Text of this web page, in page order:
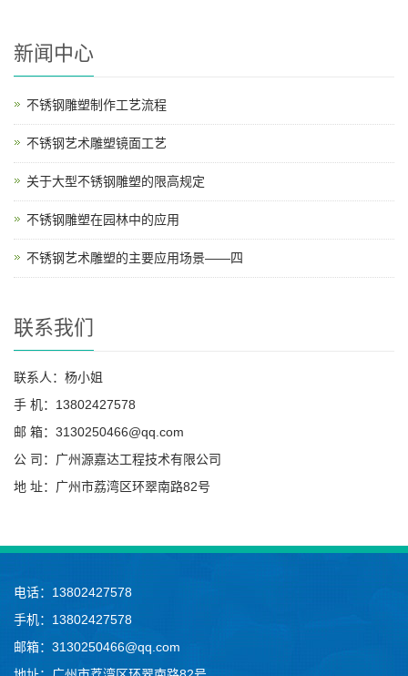
新闻中心
不锈钢雕塑制作工艺流程
不锈钢艺术雕塑镜面工艺
关于大型不锈钢雕塑的限高规定
不锈钢雕塑在园林中的应用
不锈钢艺术雕塑的主要应用场景——四
联系我们
联系人：杨小姐
手 机：13802427578
邮 箱：3130250466@qq.com
公 司：广州源嘉达工程技术有限公司
地 址：广州市荔湾区环翠南路82号
电话：13802427578
手机：13802427578
邮箱：3130250466@qq.com